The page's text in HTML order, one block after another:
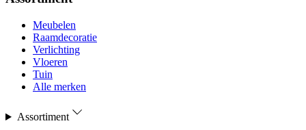
Meubelen
Raamdecoratie
Verlichting
Vloeren
Tuin
Alle merken
Assortiment